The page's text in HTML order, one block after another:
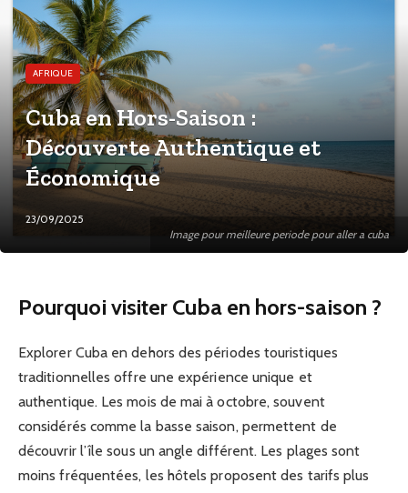
Image pour meilleure periode pour aller a cuba
AFRIQUE
Cuba en Hors-Saison :
Découverte Authentique et
Économique
23/09/2025
Pourquoi visiter Cuba en hors-saison ?
Explorer Cuba en dehors des périodes touristiques
traditionnelles offre une expérience unique et
authentique. Les mois de mai à octobre, souvent
considérés comme la basse saison, permettent de
découvrir l’île sous un angle différent. Les plages sont
moins fréquentées, les hôtels proposent des tarifs plus